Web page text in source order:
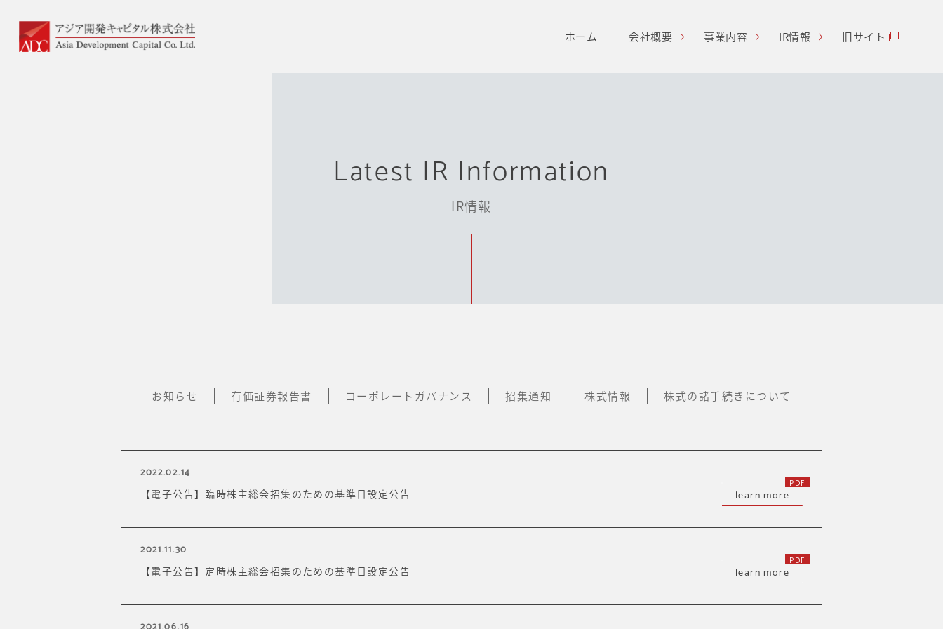
ホーム 会社概要 事業内容 IR情報 旧サイト
Latest IR Information
IR情報
お知らせ 有価証券報告書 コーポレートガバナンス 招集通知 株式情報 株式の諸手続きについて
2022.02.14
【電子公告】臨時株主総会招集のための基準日設定公告 learn more
2021.11.30
【電子公告】定時株主総会招集のための基準日設定公告 learn more
2021.06.16